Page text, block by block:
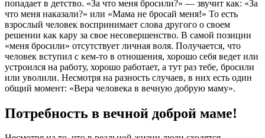
попадает в детство. «За что меня бросили?» — звучит как: «За
что меня наказали?» или «Мама не бросай меня!» То есть
взрослый человек воспринимает слова другого о своем
решении как кару за свое несовершенство. В самой позиции
«меня бросили» отсутствует личная воля. Получается, что
человек вступил с кем-то в отношения, хорошо себя ведет или
устроился на работу, хорошо работает, а тут раз тебе, бросили
или уволили. Несмотря на разность случаев, в них есть один
общий момент: «Вера человека в вечную добрую маму».
Потребность в вечной доброй маме!